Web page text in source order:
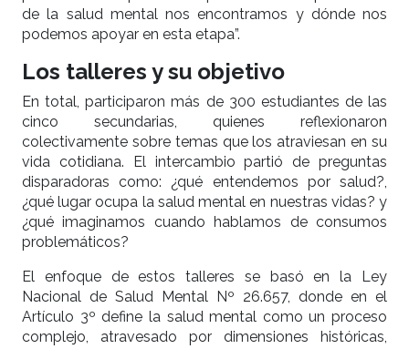
de la salud mental nos encontramos y dónde nos
podemos apoyar en esta etapa”.
Los talleres y su objetivo
En total, participaron más de 300 estudiantes de las
cinco secundarias, quienes reflexionaron
colectivamente sobre temas que los atraviesan en su
vida cotidiana. El intercambio partió de preguntas
disparadoras como: ¿qué entendemos por salud?,
¿qué lugar ocupa la salud mental en nuestras vidas? y
¿qué imaginamos cuando hablamos de consumos
problemáticos?
El enfoque de estos talleres se basó en la Ley
Nacional de Salud Mental Nº 26.657, donde en el
Artículo 3º define la salud mental como un proceso
complejo, atravesado por dimensiones históricas,